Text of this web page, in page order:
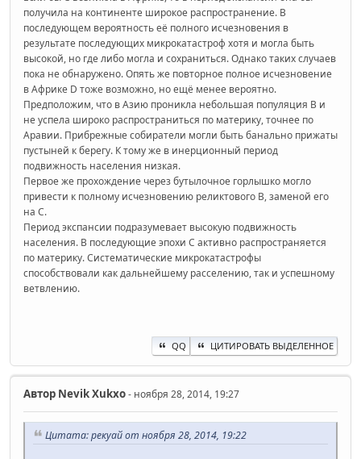
получила на континенте широкое распространение. В
последующем вероятность её полного исчезновения в
результате последующих микрокатастроф хотя и могла быть
высокой, но где либо могла и сохраниться. Однако таких случаев
пока не обнаружено. Опять же повторное полное исчезновение
в Африке D тоже возможно, но ещё менее вероятно.
Предположим, что в Азию проникла небольшая популяция В и
не успела широко распространиться по материку, точнее по
Аравии. Прибрежные собиратели могли быть банально прижаты
пустыней к берегу. К тому же в инерционный период
подвижность населения низкая.
Первое же прохождение через бутылочное горлышко могло
привести к полному исчезновению реликтового В, заменой его
на С.
Период экспансии подразумевает высокую подвижность
населения. В последующие эпохи С активно распространяется
по материку. Систематические микрокатастрофы
способствовали как дальнейшему расселению, так и успешному
ветвлению.
QQ ЦИТИРОВАТЬ ВЫДЕЛЕННОЕ
Автор Nevik Xukxo- ноября 28, 2014, 19:27
Цитата: рекуай от ноября 28, 2014, 19:22